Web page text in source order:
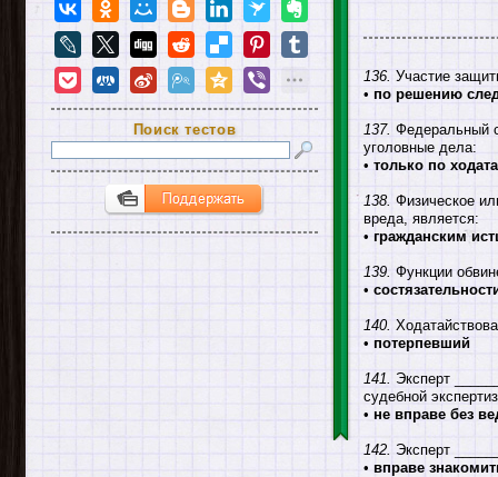
136. Участие
• по решению
137. Федеральный
уголовные дела:
• только по
138. Физическое
вреда, является:
• гражданским
139. Функции
•
140.
• потерпевший
141.
Эксперт
судебной
• не вправе без
142. Эксперт
• вправе
Поиск тестов